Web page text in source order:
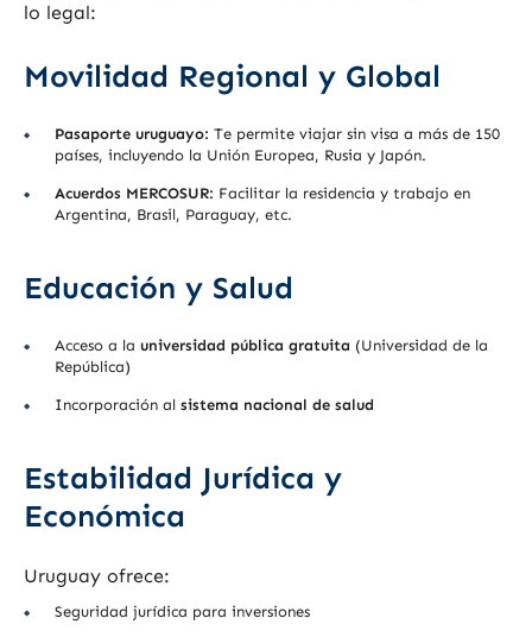
lo legal:
Movilidad Regional y Global
Pasaporte uruguayo: Te permite viajar sin visa a más de 150
países, incluyendo la Unión Europea, Rusia y Japón.
Acuerdos MERCOSUR: Facilitar la residencia y trabajo en
Argentina, Brasil, Paraguay, etc.
Educación y Salud
Acceso a la universidad pública gratuita (Universidad de la
República)
Incorporación al sistema nacional de salud
Estabilidad Jurídica y
Económica
Uruguay ofrece:
Seguridad jurídica para inversiones